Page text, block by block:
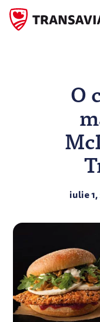
O
iulie